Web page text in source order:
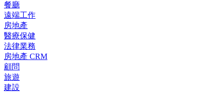
餐廳
遠端工作
房地產
醫療保健
法律業務
房地產 CRM
顧問
旅遊
建設